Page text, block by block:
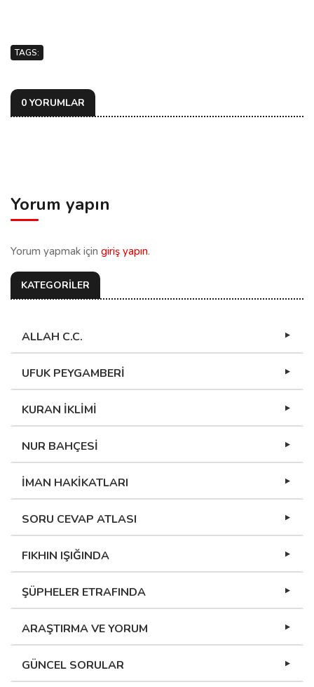
TAGS:
0 YORUMLAR
Yorum yapın
Yorum yapmak için giriş yapın.
KATEGORİLER
ALLAH C.C.
UFUK PEYGAMBERİ
KURAN İKLİMİ
NUR BAHÇESİ
İMAN HAKİKATLARI
SORU CEVAP ATLASI
FIKHIN IŞIĞINDA
ŞÜPHELER ETRAFINDA
ARAŞTIRMA VE YORUM
GÜNCEL SORULAR